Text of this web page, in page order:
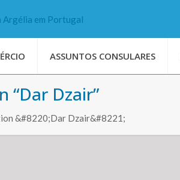
ASSUNTOS CONSULARES
“Dar Dzair”
&#8220;Dar Dzair&#8221;